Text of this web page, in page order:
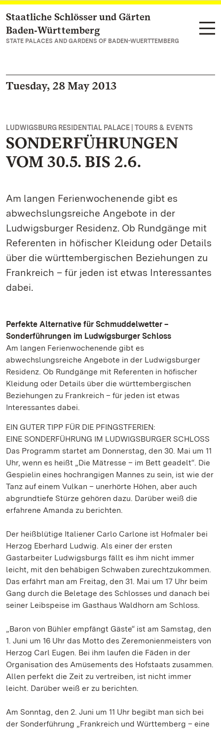
Navigate to main page
Staatliche Schlösser und Gärten
Baden‑Württemberg
STATE PALACES AND GARDENS OF BADEN-WUERTTEMBERG
Tuesday, 28 May 2013
LUDWIGSBURG RESIDENTIAL PALACE | TOURS & EVENTS
SONDERFÜHRUNGEN
VOM 30.5. BIS 2.6.
Am langen Ferienwochenende gibt es
abwechslungsreiche Angebote in der
Ludwigsburger Residenz. Ob Rundgänge mit
Referenten in höfischer Kleidung oder Details
über die württembergischen Beziehungen zu
Frankreich – für jeden ist etwas Interessantes
dabei.
Perfekte Alternative für Schmuddelwetter –
Sonderführungen im Ludwigsburger Schloss
Am langen Ferienwochenende gibt es
abwechslungsreiche Angebote in der Ludwigsburger
Residenz. Ob Rundgänge mit Referenten in höfischer
Kleidung oder Details über die württembergischen
Beziehungen zu Frankreich – für jeden ist etwas
Interessantes dabei.
EIN GUTER TIPP FÜR DIE PFINGSTFERIEN:
EINE SONDERFÜHRUNG IM LUDWIGSBURGER SCHLOSS
Das Programm startet am Donnerstag, den 30. Mai um 11
Uhr, wenn es heißt „Die Mätresse – im Bett geadelt“. Die
Gespielin eines hochrangigen Mannes zu sein, ist wie der
Tanz auf einem Vulkan – unerhörte Höhen, aber auch
abgrundtiefe Stürze gehören dazu. Darüber weiß die
erfahrene Amanda zu berichten.
Der heißblütige Italiener Carlo Carlone ist Hofmaler bei
Herzog Eberhard Ludwig. Als einer der ersten
Gastarbeiter Ludwigsburgs fällt es ihm nicht immer
leicht, mit den behäbigen Schwaben zurechtzukommen.
Das erfährt man am Freitag, den 31. Mai um 17 Uhr beim
Gang durch die Beletage des Schlosses und danach bei
seiner Leibspeise im Gasthaus Waldhorn am Schloss.
„Baron von Bühler empfängt Gäste“ ist am Samstag, den
1. Juni um 16 Uhr das Motto des Zeremonienmeisters von
Herzog Carl Eugen. Bei ihm laufen die Fäden in der
Organisation des Amüsements des Hofstaats zusammen.
Allen perfekt die Zeit zu vertreiben, ist nicht immer
leicht. Darüber weiß er zu berichten.
Am Sonntag, den 2. Juni um 11 Uhr begibt man sich bei
der Sonderführung „Frankreich und Württemberg – eine